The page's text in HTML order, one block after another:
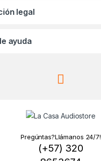
legal
ayuda
Pregúntas?Llámanos 24/7!
(+57) 320